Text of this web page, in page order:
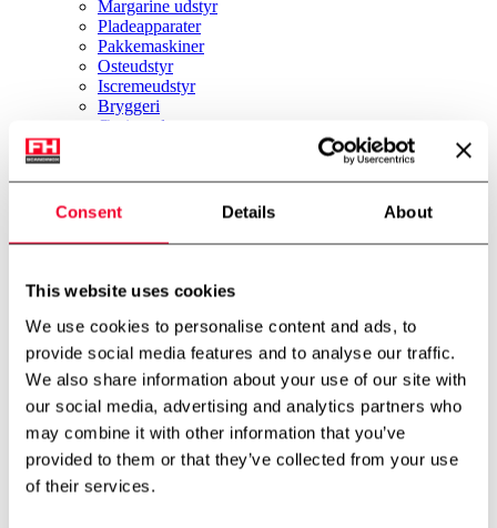
Consent Details About
This website uses cookies
We use cookies to personalise content and ads, to
provide social media features and to analyse our traffic.
We also share information about your use of our site with
our social media, advertising and analytics partners who
may combine it with other information that you’ve
provided to them or that they’ve collected from your use
of their services.
Margarine udstyr
Pladeapparater
Pakkemaskiner
Osteudstyr
Iscremeudstyr
Bryggeri
Øvrigt udstyr
Nyheder
Firmaprofil
Om os
Miljø & Bæredygtighed
Teknologicenter
Downloads
Job
Kontakt
FH Scandinox DK
FH Scandinox Norge
Forside
Øvrigt udstyr
CIP station